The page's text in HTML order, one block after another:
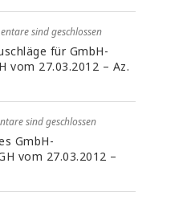
sind geschlossen
für GmbH-
vom 27.03.2012 – Az.
sind geschlossen
GmbH-
vom 27.03.2012 –